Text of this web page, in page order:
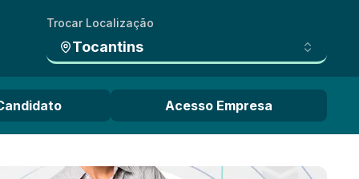
Trocar Localização
Tocantins
Acesso Empresa